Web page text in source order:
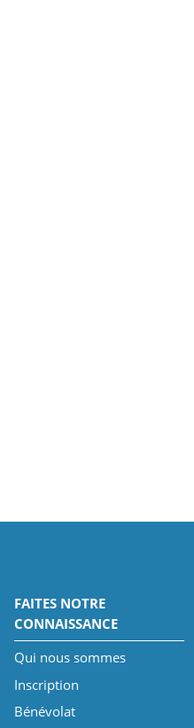
FAITES NOTRE
CONNAISSANCE
Qui nous sommes
Inscription
Bénévolat